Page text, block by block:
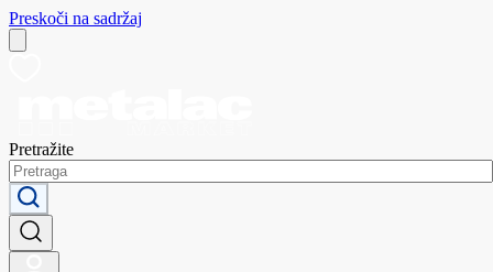
Preskoči na sadržaj
Pretražite